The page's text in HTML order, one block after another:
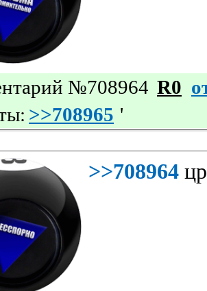
№708964 R0
>>708965 '
>>708964